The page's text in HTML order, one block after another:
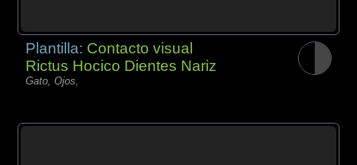
Plantilla: Contacto visual
Rictus Hocico Dientes Nariz
Gato, Ojos,